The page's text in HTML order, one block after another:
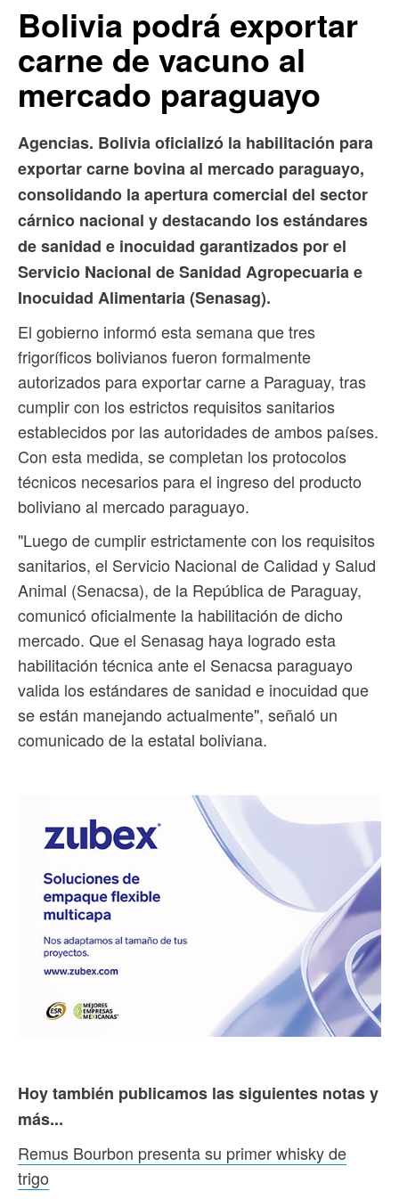
Bolivia podrá exportar
carne de vacuno al
mercado paraguayo
Agencias. Bolivia oficializó la habilitación para
exportar carne bovina al mercado paraguayo,
consolidando la apertura comercial del sector
cárnico nacional y destacando los estándares
de sanidad e inocuidad garantizados por el
Servicio Nacional de Sanidad Agropecuaria e
Inocuidad Alimentaria (Senasag).
El gobierno informó esta semana que tres
frigoríficos bolivianos fueron formalmente
autorizados para exportar carne a Paraguay, tras
cumplir con los estrictos requisitos sanitarios
establecidos por las autoridades de ambos países.
Con esta medida, se completan los protocolos
técnicos necesarios para el ingreso del producto
boliviano al mercado paraguayo.
"Luego de cumplir estrictamente con los requisitos
sanitarios, el Servicio Nacional de Calidad y Salud
Animal (Senacsa), de la República de Paraguay,
comunicó oficialmente la habilitación de dicho
mercado. Que el Senasag haya logrado esta
habilitación técnica ante el Senacsa paraguayo
valida los estándares de sanidad e inocuidad que
se están manejando actualmente", señaló un
comunicado de la estatal boliviana.
Hoy también publicamos las siguientes notas y
más...
Remus Bourbon presenta su primer whisky de
trigo